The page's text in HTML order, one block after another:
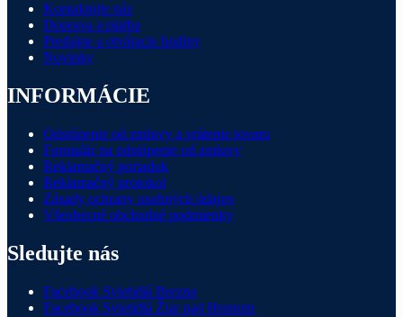
Kontaktujte nás
Doprava a platba
Predajne a otváracie hodiny
Novinky
INFORMÁCIE
Odstúpenie od zmluvy a vrátenie tovaru
Formulár na odstúpenie od zmluvy
Reklamačný poriadok
Reklamačný protokol
Zásady ochrany osobných údajov
Všeobecné obchodné podmienky
Sledujte nás
Facebook Svietidlá Brezno
Facebook Svietidlá Žiar nad Hronom